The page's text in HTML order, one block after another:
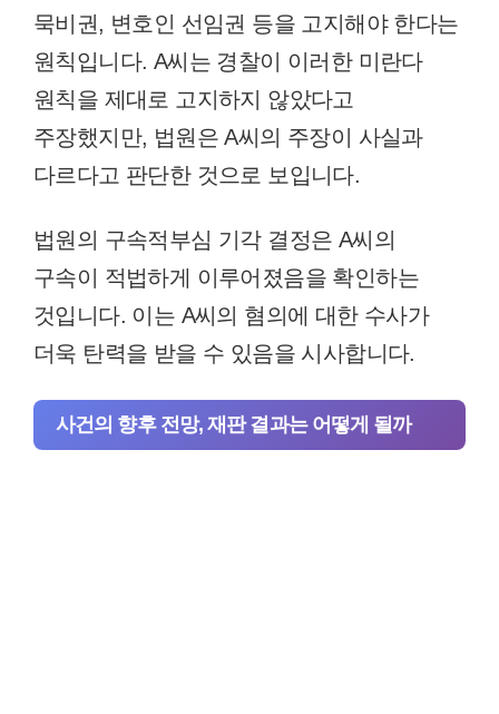
묵비권, 변호인 선임권 등을 고지해야 한다는
원칙입니다. A씨는 경찰이 이러한 미란다
원칙을 제대로 고지하지 않았다고
주장했지만, 법원은 A씨의 주장이 사실과
다르다고 판단한 것으로 보입니다.
법원의 구속적부심 기각 결정은 A씨의
구속이 적법하게 이루어졌음을 확인하는
것입니다. 이는 A씨의 혐의에 대한 수사가
더욱 탄력을 받을 수 있음을 시사합니다.
사건의 향후 전망, 재판 결과는 어떻게 될까